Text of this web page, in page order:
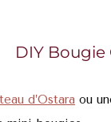
DIY Bougie
d’Ostara ou